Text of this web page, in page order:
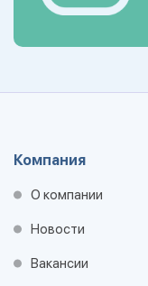
Компания
О компании
Новости
Вакансии